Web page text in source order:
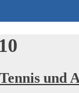
und